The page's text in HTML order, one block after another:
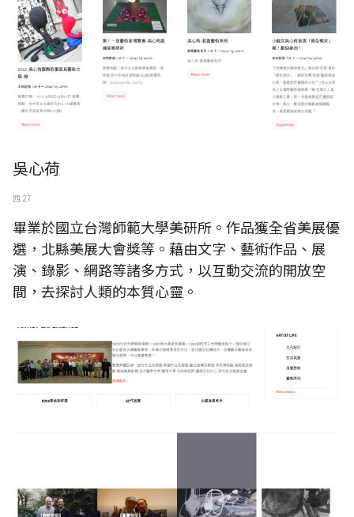
吳心荷
四 27
畢業於國立台灣師範大學美研所。作品獲全省美展優
選，北縣美展大會獎等。藉由文字、藝術作品、展
演、錄影、網路等諸多方式，以互動交流的開放空
間，去探討人類的本質心靈。